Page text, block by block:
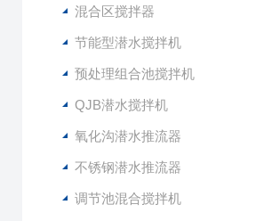
混合区搅拌器
节能型潜水搅拌机
预处理组合池搅拌机
QJB潜水搅拌机
氧化沟潜水推流器
不锈钢潜水推流器
调节池混合搅拌机